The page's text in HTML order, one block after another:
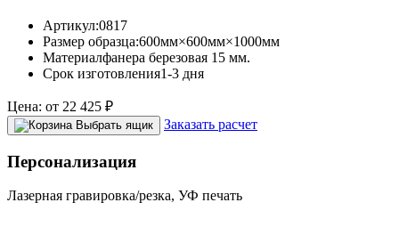
Артикул:0817
Размер образца:600мм×600мм×1000мм
Материалфанера березовая 15 мм.
Срок изготовления1-3 дня
Цена: от 22 425 ₽
Выбрать ящик Заказать расчет
Персонализация
Лазерная гравировка/резка, УФ печать